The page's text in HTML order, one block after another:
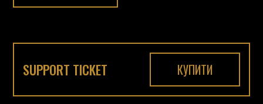
SUPPORT TICKET КУПИТИ